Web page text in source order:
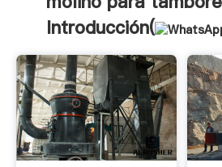
Introducción(